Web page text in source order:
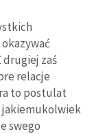
zaś
relacje
to postulat
jakiemukolwiek
swego